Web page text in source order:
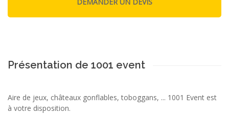
Présentation de 1001 event
Aire de jeux, châteaux gonflables, toboggans, ... 1001 Event est
à votre disposition.